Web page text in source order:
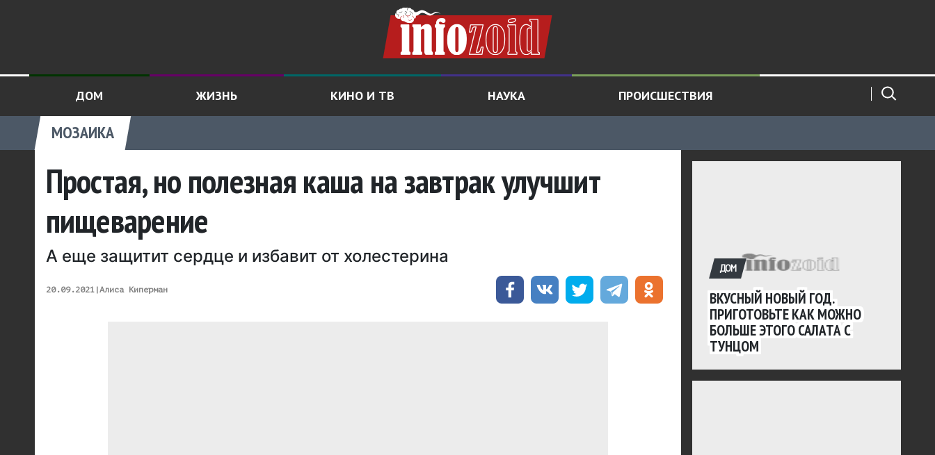
ДОМ ЖИЗНЬ КИНО И ТВ НАУКА ПРОИСШЕСТВИЯ
МОЗАИКА
Простая, но полезная каша на завтрак улучшит
пищеварение
А еще защитит сердце и избавит от холестерина
20.09.2021 |Алиса Киперман
ДОМ
ВКУСНЫЙ НОВЫЙ ГОД.
ПРИГОТОВЬТЕ КАК МОЖНО
БОЛЬШЕ ЭТОГО САЛАТА С
ТУНЦОМ